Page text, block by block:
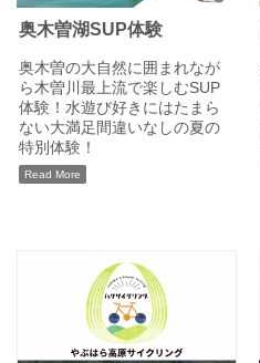
奥木曽湖SUP体験
奥木曽の大自然に囲まれなが
ら木曽川最上流で楽しむSUP
体験！水遊び好きにはたまら
ない大満足間違いなしの夏の
特別体験！
Read More